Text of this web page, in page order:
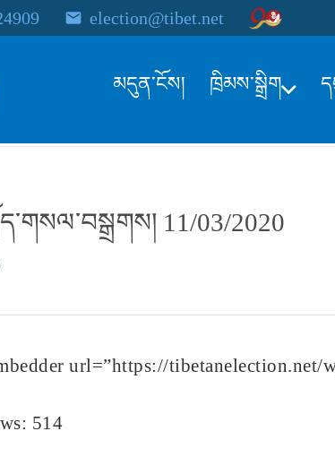
email election@tibet.net
མདུན་ངོས། ཁྲིམས་སྒྲིག
11/03/2020
url=”https://tibetanelection.net/
514